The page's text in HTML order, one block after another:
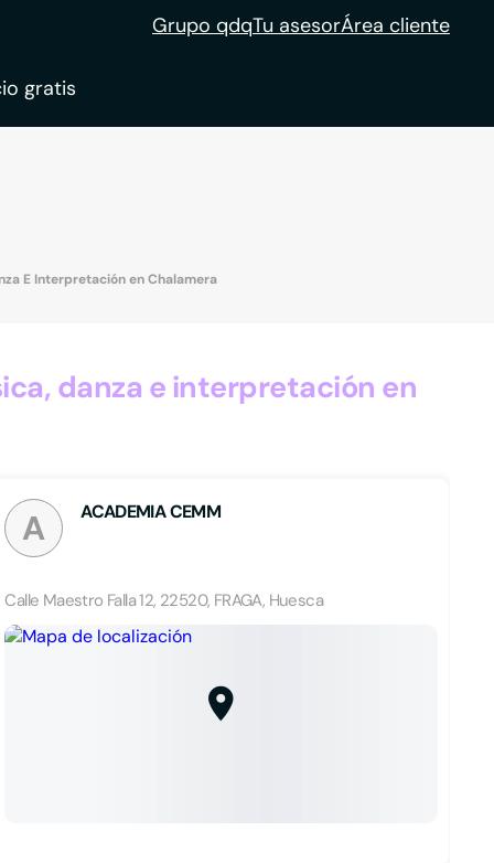
Grupo qdqTu asesorÁrea cliente
gratis
E Interpretación en Chalamera
danza e interpretación en
A ACADEMIA CEMM
Calle Maestro Falla 12, 22520, FRAGA, Huesca